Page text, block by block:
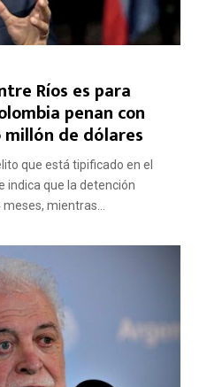
Ríos es para
penan con
de dólares
que está tipificado en el
indica que la detención
mientras...